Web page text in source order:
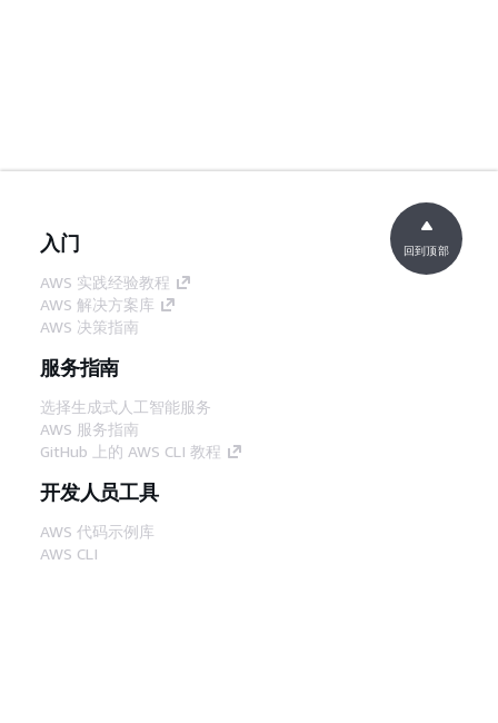
入门
AWS 实践经验教程
AWS 解决方案库
AWS 决策指南
服务指南
选择生成式人工智能服务
AWS 服务指南
GitHub 上的 AWS CLI 教程
开发人员工具
AWS 代码示例库
AWS CLI
回到顶部